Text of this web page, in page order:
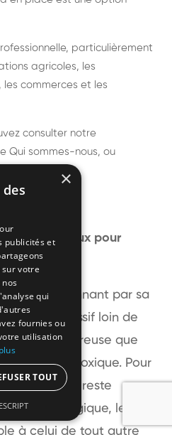
particulièrement
agricoles, les
commerces et les
consulter notre
Qui sommes-nous, ou
il dangereux pour
impressionnant par sa
peu agressif loin de
plus douloureuse que
être plus toxique. Pour
elle reste
allergique, le
à celui de tout autre
×
publicités et
votre
qui
fournies ou
utilisation
TOUT